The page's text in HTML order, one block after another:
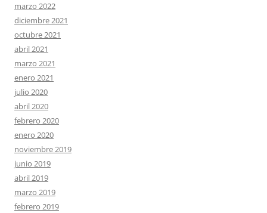
marzo 2022
diciembre 2021
octubre 2021
abril 2021
marzo 2021
enero 2021
julio 2020
abril 2020
febrero 2020
enero 2020
noviembre 2019
junio 2019
abril 2019
marzo 2019
febrero 2019